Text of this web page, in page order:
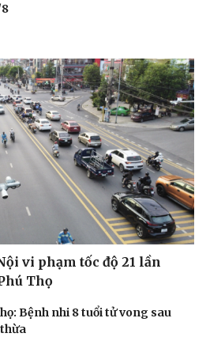
Câu chuyện thời sự
Đọc truyện đêm khuya
Cửa sổ tình yêu
Kể chuyện cho bé
Hạt giống tâm hồn
vi phạm tốc độ 21 lần
Thọ
Bệnh nhi 8 tuổi tử vong sau